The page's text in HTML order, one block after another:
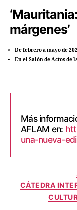
márgenes’
De febrero a mayo de
En el Salón de Actos de
Más
AFLAM en:
una-nueva-
CÁTEDRA